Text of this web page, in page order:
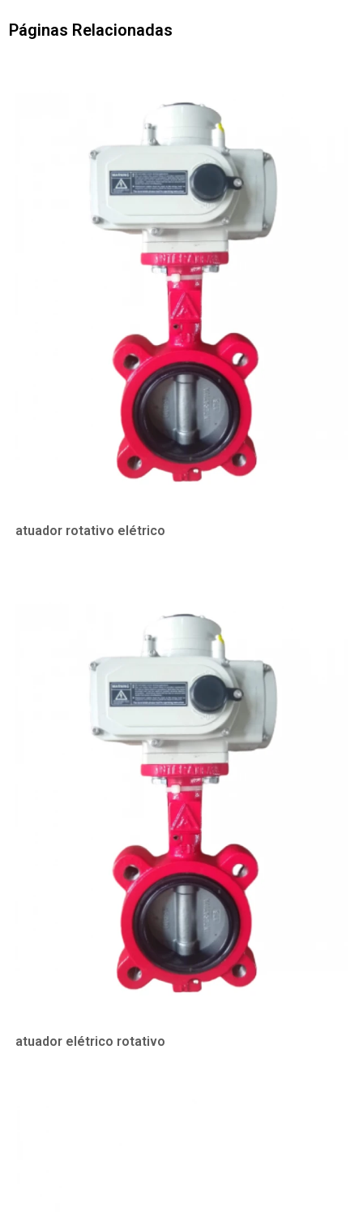
Páginas Relacionadas
atuador rotativo elétrico
atuador elétrico rotativo